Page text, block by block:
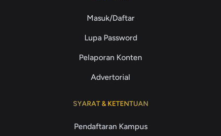
Masuk/Daftar
Lupa Password
Pelaporan Konten
Advertorial
SYARAT & KETENTUAN
Pendaftaran Kampus